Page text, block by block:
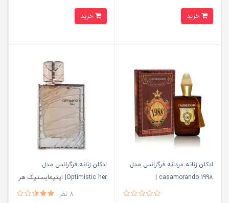
ادکلن زنانه مردانه فرگرانس مدل
casamorando 1998 |
ادکلن زنانه فرگرانس مدل
Optimistic her| اپتیمایستیک هر
8 نفر